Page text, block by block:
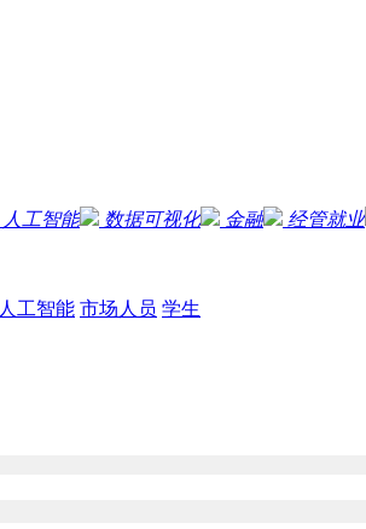
人工智能 数据可视化 金融 经管就业
人工智能 市场人员 学生